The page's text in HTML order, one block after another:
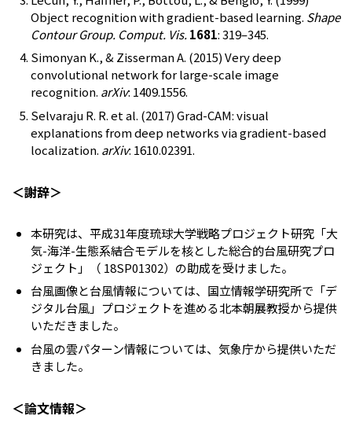
Object recognition with gradient-based learning. Shape
Contour Group. Comput. Vis.1681: 319–345.
Simonyan K., & Zisserman A. (2015) Very deep
convolutional network for large-scale image
recognition. arXiv: 1409.1556.
Selvaraju R. R. et al. (2017) Grad-CAM: visual
explanations from deep networks via gradient-based
localization. arXiv: 1610.02391.
＜謝辞＞
本研究は、平成31年度琉球大学戦略プロジェクト研究「大
気-海洋-生態系結合モデルを核とした総合的台風研究プロ
ジェクト」（ 18SP01302）の助成を受けました。
台風画像と台風情報については、国立情報学研究所で「デ
ジタル台風」プロジェクトを進める北本朝展教授から提供
いただきました。
台風の雲パターン情報については、気象庁から提供いただ
きました。
＜論文情報＞